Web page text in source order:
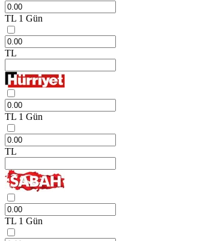
TL 1 Gün
TL
TL 1 Gün
TL
TL 1 Gün